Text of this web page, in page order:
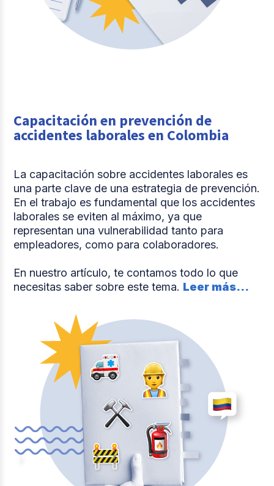
Capacitación en prevención de
accidentes laborales en Colombia
La capacitación sobre accidentes laborales es
una parte clave de una estrategia de prevención.
En el trabajo es fundamental que los accidentes
laborales se eviten al máximo, ya que
representan una vulnerabilidad tanto para
empleadores, como para colaboradores.
En nuestro artículo, te contamos todo lo que
necesitas saber sobre este tema. Leer más...